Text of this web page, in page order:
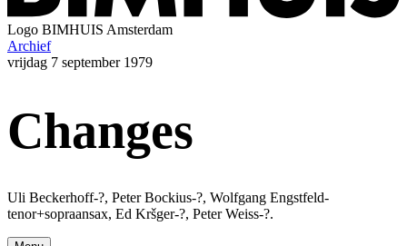
Logo BIMHUIS Amsterdam
Archief
vrijdag 7 september 1979
Changes
Uli Beckerhoff-?, Peter Bockius-?, Wolfgang Engstfeld-
tenor+sopraansax, Ed Kršger-?, Peter Weiss-?.